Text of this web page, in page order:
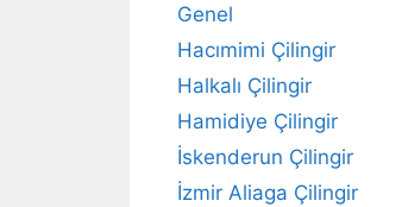
Genel
Hacımimi Çilingir
Halkalı Çilingir
Hamidiye Çilingir
İskenderun Çilingir
İzmir Aliaga Çilingir